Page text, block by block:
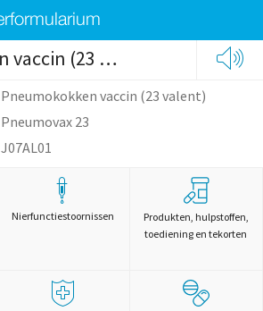
Pneumokokken vaccin (23 valent)
Pneumokokken vaccin (23 valent)
Pneumovax 23
J07AL01
Nierfunctiestoornissen
Produkten, hulpstoffen,
toediening en tekorten